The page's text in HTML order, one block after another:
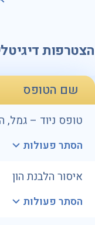
הצטרפות
שם הטופס
טופס ניוד –
הסתר פעולות
איסור הלבנת הון
הסתר פעולות